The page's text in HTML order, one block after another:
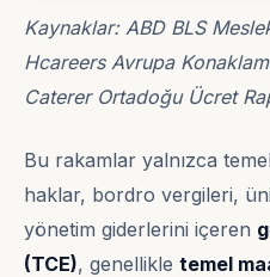
Kaynaklar: ABD BLS
Hcareers Avrupa
Caterer Ortadoğu Ücret
Bu rakamlar yalnızca
haklar, bordro vergileri,
yönetim giderlerini içeren
(TCE), genellikle temel